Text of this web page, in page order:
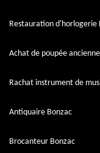
Restauration d'horlogerie
Achat de poupée
Rachat instrument de
Antiquaire Bonzac
Brocanteur Bonzac